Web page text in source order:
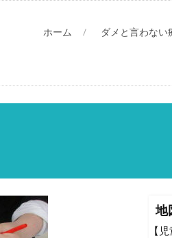
ホーム ダメと言わない
地
【